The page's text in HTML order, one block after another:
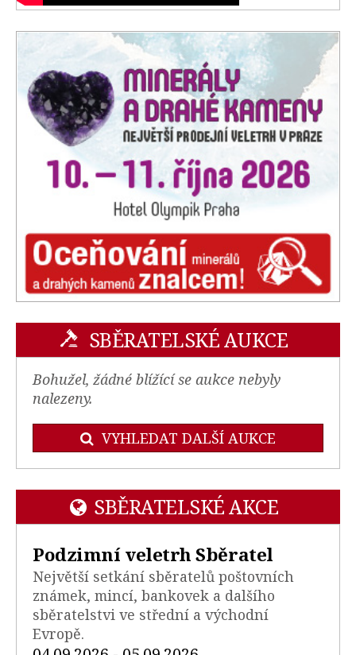
SBĚRATELSKÉ AUKCE
Bohužel, žádné blížící se aukce nebyly
nalezeny.
VYHLEDAT DALŠÍ AUKCE
SBĚRATELSKÉ AKCE
Podzimní veletrh Sběratel
Největší setkání sběratelů poštovních
známek, mincí, bankovek a dalšího
sběratelstvi ve střední a východní
Evropě.